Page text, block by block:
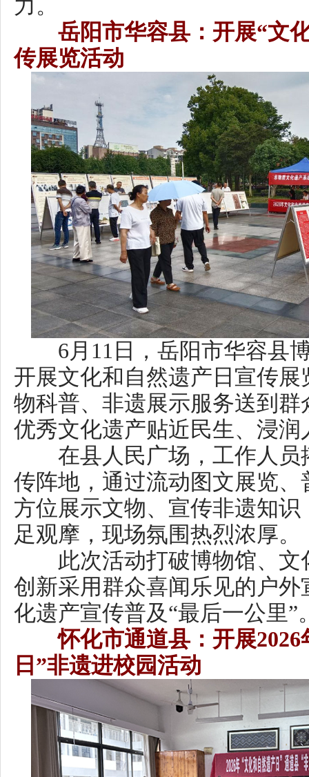
传展览活动
6月11日，岳阳市华容县博物
开展文化和自然遗产日宣传展览
物科普、非遗展示服务送到群众
优秀文化遗产贴近民生、浸润人
在县人民广场，工作人员搭建
传阵地，通过流动图文展览、普
方位展示文物、宣传非遗知识，
足观摩，现场氛围热烈浓厚。
此次活动打破博物馆、文化
创新采用群众喜闻乐见的户外宣
化遗产宣传普及“最后一公里”。
怀化市通道县：开展2026年
日”非遗进校园活动